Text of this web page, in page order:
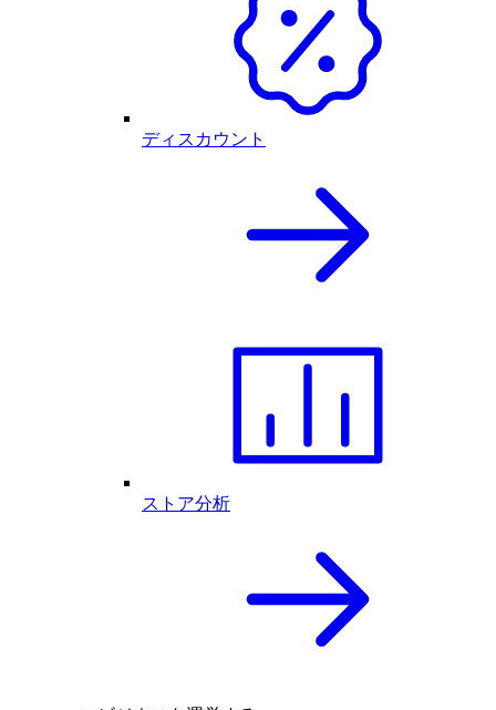
ディスカウント
ストア分析